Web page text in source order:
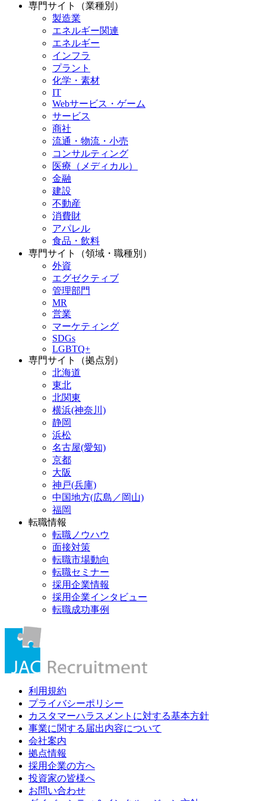
専門サイト（業種別）
製造業
エネルギー関連
エネルギー
インフラ
プラント
化学・素材
IT
Webサービス・ゲーム
サービス
商社
流通・物流・小売
コンサルティング
医療（メディカル）
金融
建設
不動産
消費財
アパレル
食品・飲料
専門サイト（領域・職種別）
外資
エグゼクティブ
管理部門
MR
営業
マーケティング
SDGs
LGBTQ+
専門サイト（拠点別）
北海道
東北
北関東
横浜(神奈川)
静岡
浜松
名古屋(愛知)
京都
大阪
神戸(兵庫)
中国地方(広島／岡山)
福岡
転職情報
転職ノウハウ
面接対策
転職市場動向
転職セミナー
採用企業情報
採用企業インタビュー
転職成功事例
利用規約
プライバシーポリシー
カスタマーハラスメントに対する基本方針
事業に関する届出内容について
会社案内
拠点情報
採用企業の方へ
投資家の皆様へ
お問い合わせ